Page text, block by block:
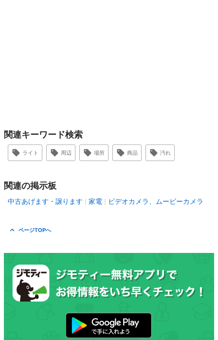
関連キーワード検索
ライト 周辺 場所 商品 汚れ
関連の掲示板
中古あげます・譲ります 家電 ビデオカメラ、ムービーカメラ
ページTOPへ